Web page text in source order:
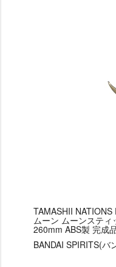
TAMASHII
ムーン ムーンステ
260mm ABS製 完成
BANDAI SPIRITS(バ